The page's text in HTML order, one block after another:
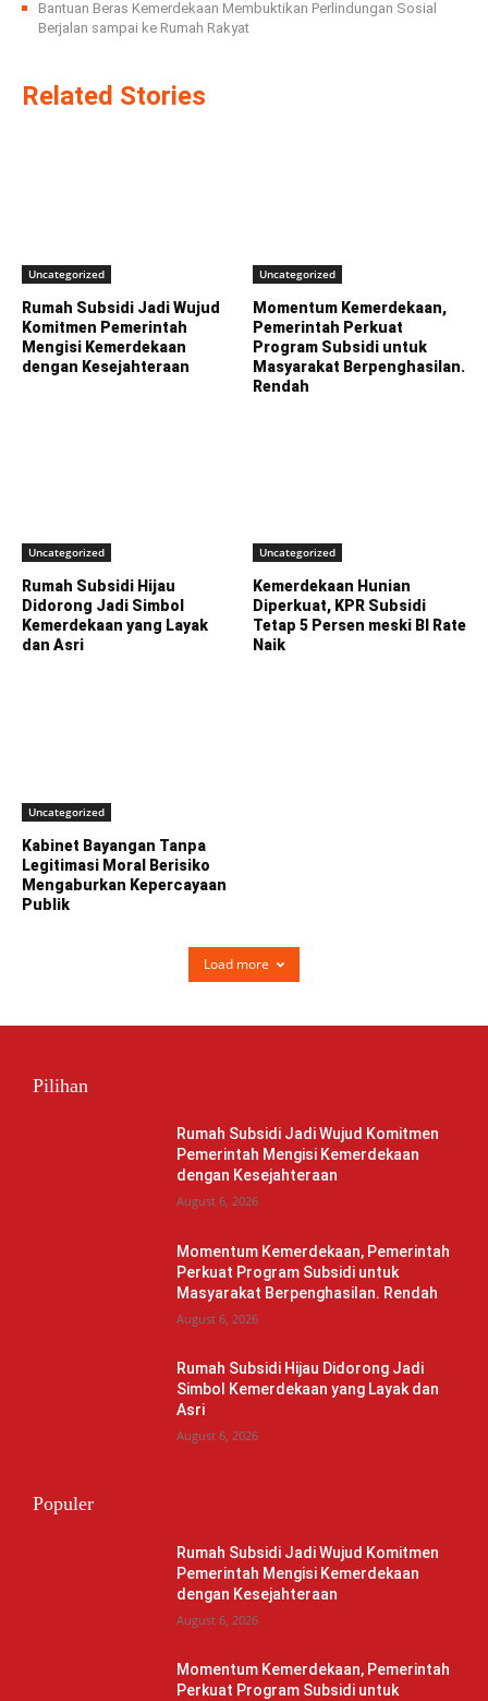
Bantuan Beras Kemerdekaan Membuktikan Perlindungan Sosial
Berjalan sampai ke Rumah Rakyat
Related Stories
Uncategorized
Rumah Subsidi Jadi Wujud
Komitmen Pemerintah
Mengisi Kemerdekaan
dengan Kesejahteraan
Uncategorized
Momentum Kemerdekaan,
Pemerintah Perkuat
Program Subsidi untuk
Masyarakat Berpenghasilan.
Rendah
Uncategorized
Rumah Subsidi Hijau
Didorong Jadi Simbol
Kemerdekaan yang Layak
dan Asri
Uncategorized
Kemerdekaan Hunian
Diperkuat, KPR Subsidi
Tetap 5 Persen meski BI Rate
Naik
Uncategorized
Kabinet Bayangan Tanpa
Legitimasi Moral Berisiko
Mengaburkan Kepercayaan
Publik
Load more
Pilihan
Rumah Subsidi Jadi Wujud Komitmen
Pemerintah Mengisi Kemerdekaan
dengan Kesejahteraan
August 6, 2026
Momentum Kemerdekaan, Pemerintah
Perkuat Program Subsidi untuk
Masyarakat Berpenghasilan. Rendah
August 6, 2026
Rumah Subsidi Hijau Didorong Jadi
Simbol Kemerdekaan yang Layak dan
Asri
August 6, 2026
Populer
Rumah Subsidi Jadi Wujud Komitmen
Pemerintah Mengisi Kemerdekaan
dengan Kesejahteraan
August 6, 2026
Momentum Kemerdekaan, Pemerintah
Perkuat Program Subsidi untuk